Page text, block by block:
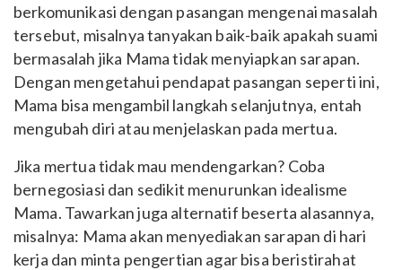
berkomunikasi dengan pasangan mengenai masalah
tersebut, misalnya tanyakan baik-baik apakah suami
bermasalah jika Mama tidak menyiapkan sarapan.
Dengan mengetahui pendapat pasangan seperti ini,
Mama bisa mengambil langkah selanjutnya, entah
mengubah diri atau menjelaskan pada mertua.
Jika mertua tidak mau mendengarkan? Coba
bernegosiasi dan sedikit menurunkan idealisme
Mama. Tawarkan juga alternatif beserta alasannya,
misalnya: Mama akan menyediakan sarapan di hari
kerja dan minta pengertian agar bisa beristirahat